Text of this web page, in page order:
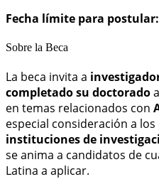
Fecha límite para
Sobre la Beca
La beca invita a
completado su doctorado
en temas relacionados con
especial consideración a
instituciones de
se anima a candidatos de
Latina a aplicar.